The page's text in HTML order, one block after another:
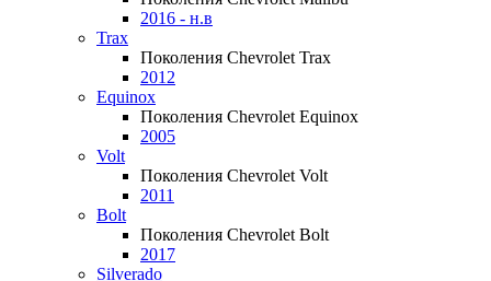
2016 - н.в
Trax
Поколения Chevrolet Trax
2012
Equinox
Поколения Chevrolet Equinox
2005
Volt
Поколения Chevrolet Volt
2011
Bolt
Поколения Chevrolet Bolt
2017
Silverado